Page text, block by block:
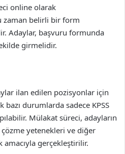
online olarak
zaman belirli bir form
Adaylar, başvuru formunda
girmelidir.
ilan edilen pozisyonlar için
bazı durumlarda sadece KPSS
Mülakat süreci, adayların
yetenekleri ve diğer
gerçekleştirilir.